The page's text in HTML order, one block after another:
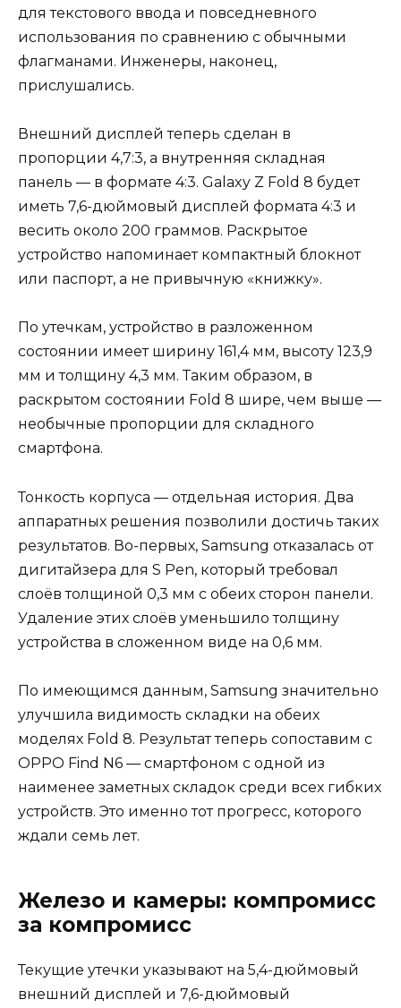
для текстового ввода и повседневного
использования по сравнению с обычными
флагманами. Инженеры, наконец,
прислушались.
Внешний дисплей теперь сделан в
пропорции 4,7:3, а внутренняя складная
панель — в формате 4:3. Galaxy Z Fold 8 будет
иметь 7,6-дюймовый дисплей формата 4:3 и
весить около 200 граммов. Раскрытое
устройство напоминает компактный блокнот
или паспорт, а не привычную «книжку».
По утечкам, устройство в разложенном
состоянии имеет ширину 161,4 мм, высоту 123,9
мм и толщину 4,3 мм. Таким образом, в
раскрытом состоянии Fold 8 шире, чем выше —
необычные пропорции для складного
смартфона.
Тонкость корпуса — отдельная история. Два
аппаратных решения позволили достичь таких
результатов. Во-первых, Samsung отказалась от
дигитайзера для S Pen, который требовал
слоёв толщиной 0,3 мм с обеих сторон панели.
Удаление этих слоёв уменьшило толщину
устройства в сложенном виде на 0,6 мм.
По имеющимся данным, Samsung значительно
улучшила видимость складки на обеих
моделях Fold 8. Результат теперь сопоставим с
OPPO Find N6 — смартфоном с одной из
наименее заметных складок среди всех гибких
устройств. Это именно тот прогресс, которого
ждали семь лет.
Железо и камеры: компромисс
за компромисс
Текущие утечки указывают на 5,4-дюймовый
внешний дисплей и 7,6-дюймовый